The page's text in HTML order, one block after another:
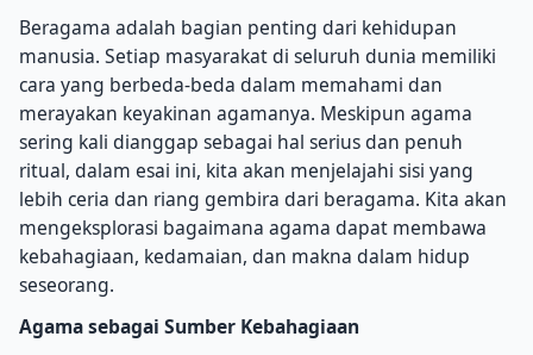
Beragama adalah bagian penting dari kehidupan
manusia. Setiap masyarakat di seluruh dunia memiliki
cara yang berbeda-beda dalam memahami dan
merayakan keyakinan agamanya. Meskipun agama
sering kali dianggap sebagai hal serius dan penuh
ritual, dalam esai ini, kita akan menjelajahi sisi yang
lebih ceria dan riang gembira dari beragama. Kita akan
mengeksplorasi bagaimana agama dapat membawa
kebahagiaan, kedamaian, dan makna dalam hidup
seseorang.
Agama sebagai Sumber Kebahagiaan